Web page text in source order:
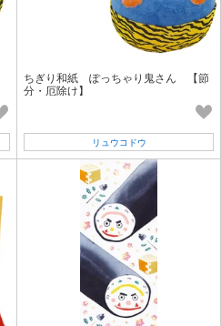
ちぎり和紙 ぽっちゃり鬼さん 【節
分・厄除け】
リュウコドウ